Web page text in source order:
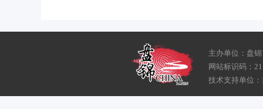
主办单位：盘
网站标识码：
技术支持单位